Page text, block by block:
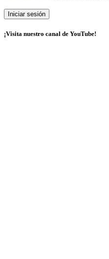
¡Visita nuestro canal de YouTube!